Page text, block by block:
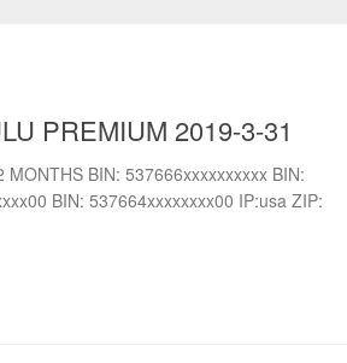
PREMIUM 2019-3-31
MONTHS BIN: 537666xxxxxxxxxx BIN:
BIN: 537664xxxxxxxx00 IP:usa ZIP: